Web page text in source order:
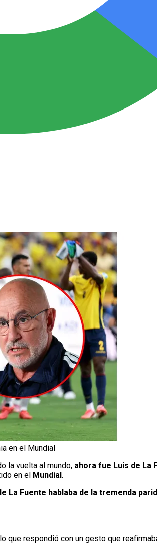
en el Mundial
la vuelta al mundo, ahora fue Luis de La
en el Mundial .
La Fuente hablaba de la tremenda
respondió con un gesto que